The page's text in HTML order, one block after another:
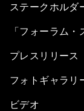
ステークホルダ
「フォーラム・
プレスリリース
フォトギャラリ
ビデオ